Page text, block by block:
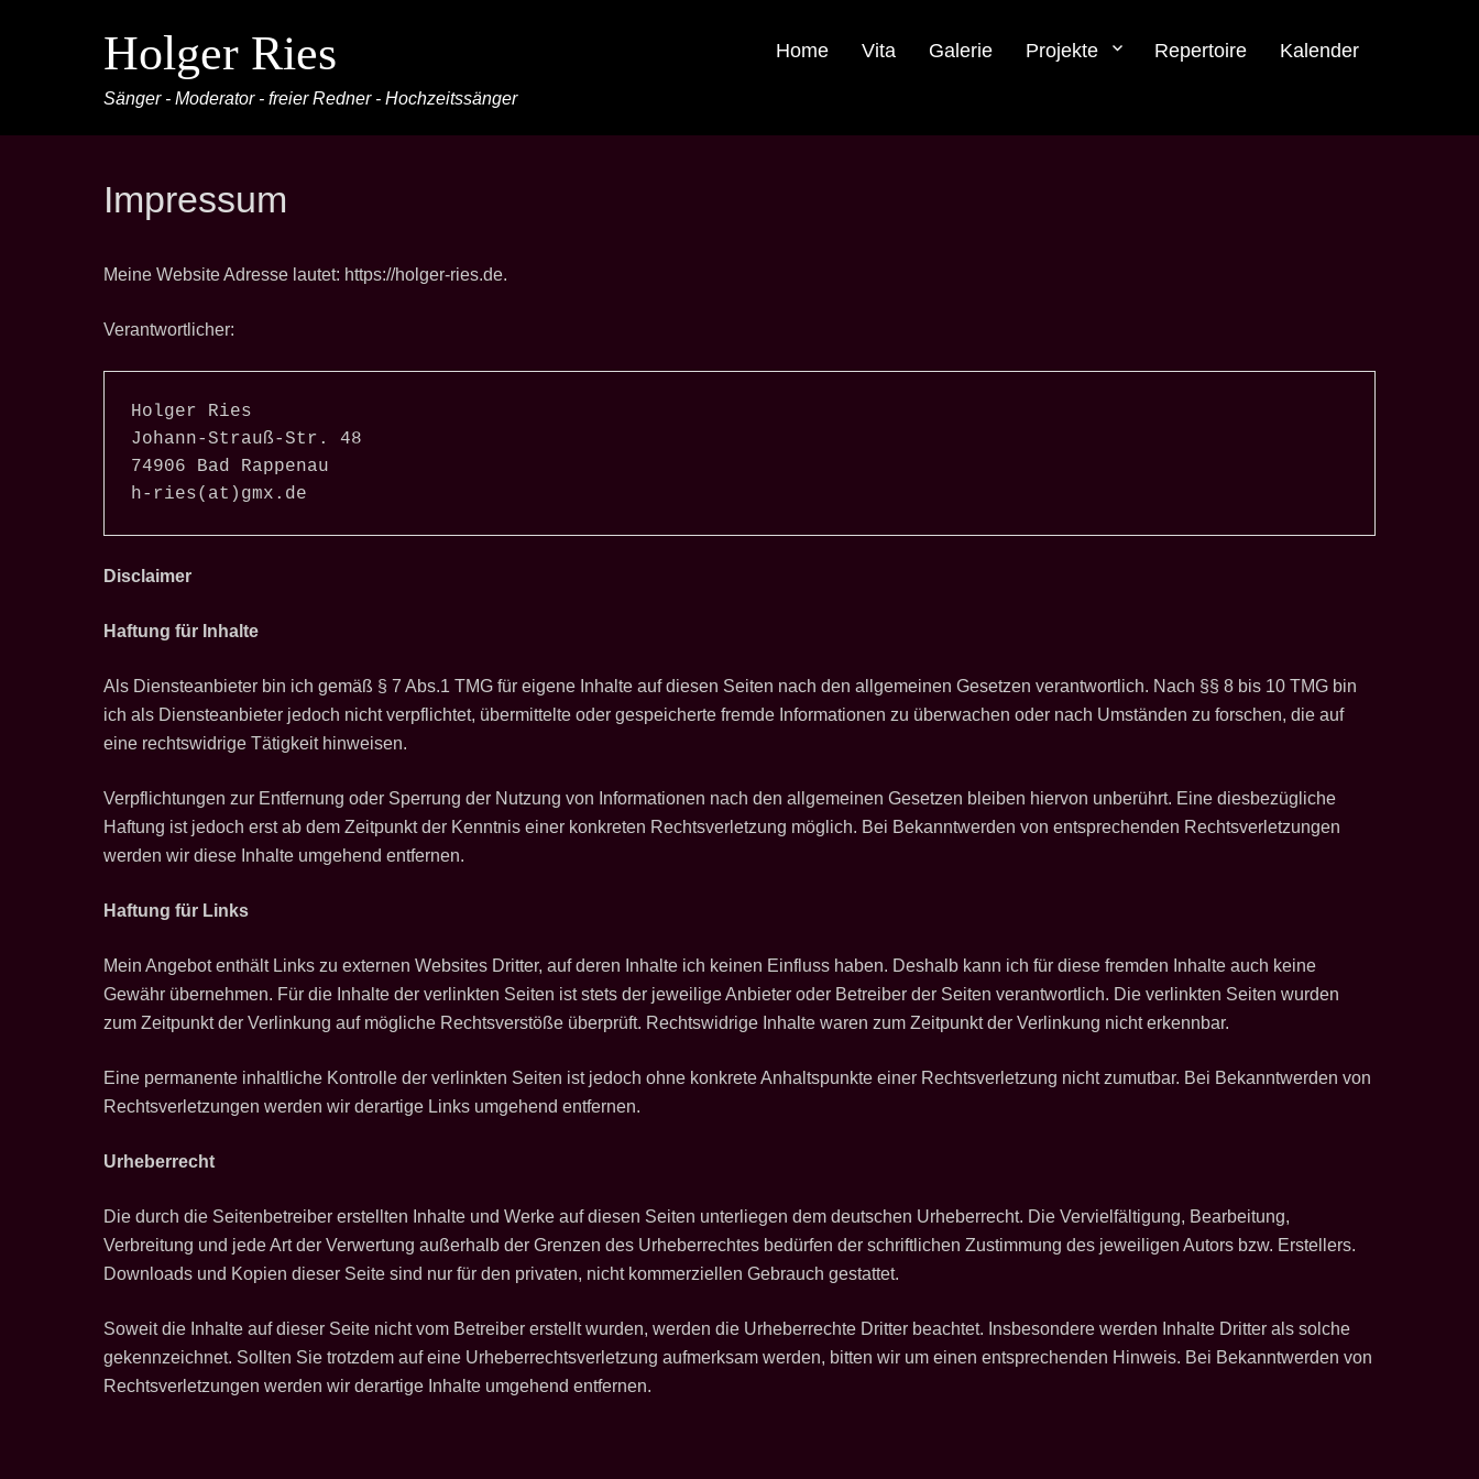
Holger Ries
Sänger - Moderator - freier Redner - Hochzeitssänger
Home Vita Galerie Projekte Repertoire Kalender
Impressum
Meine Website Adresse lautet: https://holger-ries.de.
Verantwortlicher:
Holger Ries
Johann-Strauß-Str. 48
74906 Bad Rappenau
h-ries(at)gmx.de
Disclaimer
Haftung für Inhalte
Als Diensteanbieter bin ich gemäß § 7 Abs.1 TMG für eigene Inhalte auf diesen Seiten nach den allgemeinen Gesetzen verantwortlich. Nach §§ 8 bis 10 TMG bin
ich als Diensteanbieter jedoch nicht verpflichtet, übermittelte oder gespeicherte fremde Informationen zu überwachen oder nach Umständen zu forschen, die auf
eine rechtswidrige Tätigkeit hinweisen.
Verpflichtungen zur Entfernung oder Sperrung der Nutzung von Informationen nach den allgemeinen Gesetzen bleiben hiervon unberührt. Eine diesbezügliche
Haftung ist jedoch erst ab dem Zeitpunkt der Kenntnis einer konkreten Rechtsverletzung möglich. Bei Bekanntwerden von entsprechenden Rechtsverletzungen
werden wir diese Inhalte umgehend entfernen.
Haftung für Links
Mein Angebot enthält Links zu externen Websites Dritter, auf deren Inhalte ich keinen Einfluss haben. Deshalb kann ich für diese fremden Inhalte auch keine
Gewähr übernehmen. Für die Inhalte der verlinkten Seiten ist stets der jeweilige Anbieter oder Betreiber der Seiten verantwortlich. Die verlinkten Seiten wurden
zum Zeitpunkt der Verlinkung auf mögliche Rechtsverstöße überprüft. Rechtswidrige Inhalte waren zum Zeitpunkt der Verlinkung nicht erkennbar.
Eine permanente inhaltliche Kontrolle der verlinkten Seiten ist jedoch ohne konkrete Anhaltspunkte einer Rechtsverletzung nicht zumutbar. Bei Bekanntwerden von
Rechtsverletzungen werden wir derartige Links umgehend entfernen.
Urheberrecht
Die durch die Seitenbetreiber erstellten Inhalte und Werke auf diesen Seiten unterliegen dem deutschen Urheberrecht. Die Vervielfältigung, Bearbeitung,
Verbreitung und jede Art der Verwertung außerhalb der Grenzen des Urheberrechtes bedürfen der schriftlichen Zustimmung des jeweiligen Autors bzw. Erstellers.
Downloads und Kopien dieser Seite sind nur für den privaten, nicht kommerziellen Gebrauch gestattet.
Soweit die Inhalte auf dieser Seite nicht vom Betreiber erstellt wurden, werden die Urheberrechte Dritter beachtet. Insbesondere werden Inhalte Dritter als solche
gekennzeichnet. Sollten Sie trotzdem auf eine Urheberrechtsverletzung aufmerksam werden, bitten wir um einen entsprechenden Hinweis. Bei Bekanntwerden von
Rechtsverletzungen werden wir derartige Inhalte umgehend entfernen.